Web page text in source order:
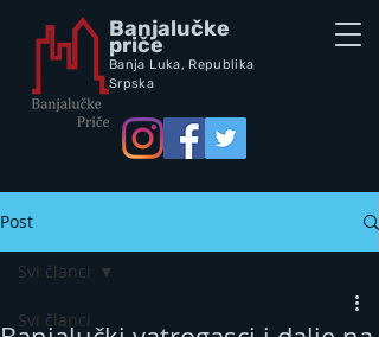
Banjalučke
priče
Banja Luka, Republika
Srpska
Post
Svi članci
Svi članci